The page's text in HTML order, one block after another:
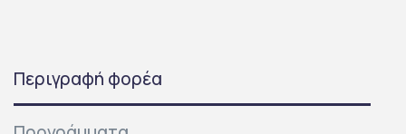
Περιγραφή φορέα